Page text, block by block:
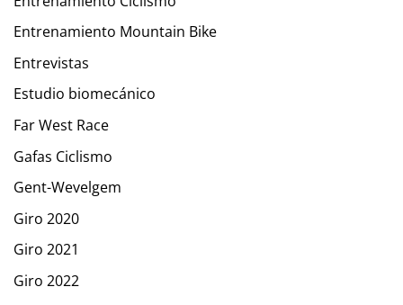
Entrenamiento Mountain Bike
Entrevistas
Estudio biomecánico
Far West Race
Gafas Ciclismo
Gent-Wevelgem
Giro 2020
Giro 2021
Giro 2022